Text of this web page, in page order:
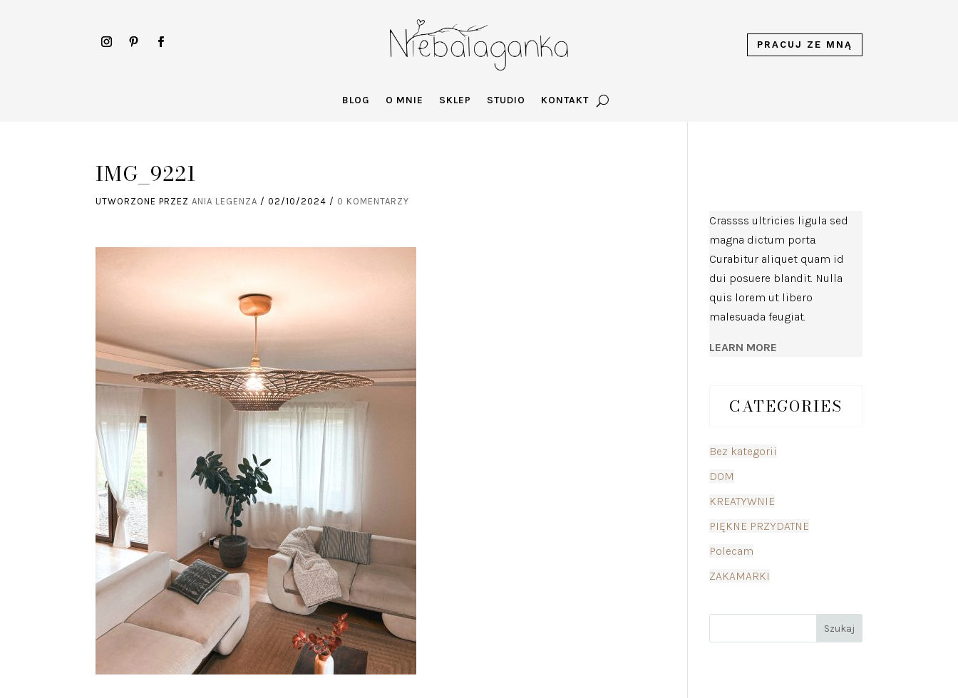
PRACUJ ZE MNĄ
BLOG O MNIE SKLEP STUDIO KONTAKT
IMG_9221
UTWORZONE PRZEZANIA LEGENZA /02/10/2024 / 0 KOMENTARZY
Crassss ultricies ligula sed
magna dictum porta.
Curabitur aliquet quam id
dui posuere blandit. Nulla
quis lorem ut libero
malesuada feugiat.
LEARN MORE
CATEGORIES
Bez kategorii
DOM
KREATYWNIE
PIĘKNE PRZYDATNE
Polecam
ZAKAMARKI